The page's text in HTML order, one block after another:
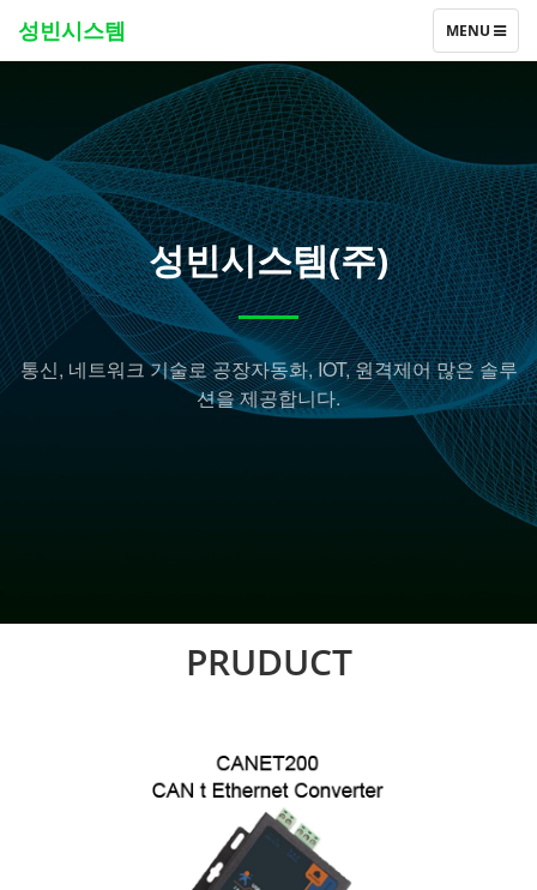
T
O
A
V
I
G
A
T
I
O
N
MENU
성빈시스템
성빈시스템(주)
통신, 네트워크 기술로 공장자동화, IOT, 원격제어 많은 솔루
션을 제공합니다.
PRUDUCT